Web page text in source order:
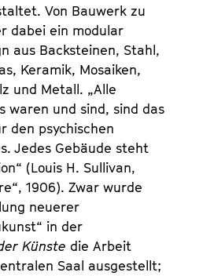
Von Bauwerk zu
dabei ein modular
aus Backsteinen, Stahl,
Keramik, Mosaiken,
und Metall. „Alle
waren und sind, sind das
den psychischen
Jedes Gebäude steht
(Louis H. Sullivan,
1906). Zwar wurde
neuerer
in der
Künste die Arbeit
Saal ausgestellt;